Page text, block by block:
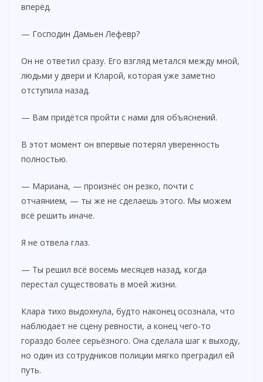
вперёд.
— Господин Дамьен Лефевр?
Он не ответил сразу. Его взгляд метался между мной,
людьми у двери и Кларой, которая уже заметно
отступила назад.
— Вам придётся пройти с нами для объяснений.
В этот момент он впервые потерял уверенность
полностью.
— Мариана, — произнёс он резко, почти с
отчаянием, — ты же не сделаешь этого. Мы можем
всё решить иначе.
Я не отвела глаз.
— Ты решил всё восемь месяцев назад, когда
перестал существовать в моей жизни.
Клара тихо выдохнула, будто наконец осознала, что
наблюдает не сцену ревности, а конец чего-то
гораздо более серьёзного. Она сделала шаг к выходу,
но один из сотрудников полиции мягко преградил ей
путь.